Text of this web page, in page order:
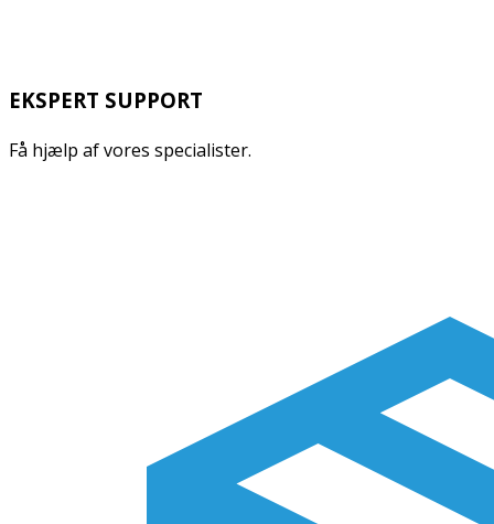
EKSPERT SUPPORT
Få hjælp af vores specialister.